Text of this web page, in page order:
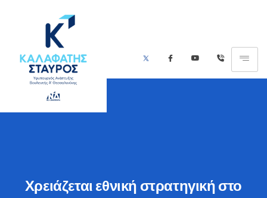
Χρειάζεται εθνική στρατηγική στο